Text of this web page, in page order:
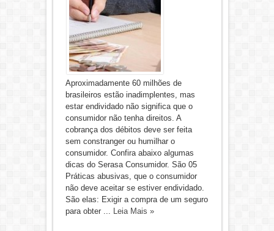
Aproximadamente 60 milhões de
brasileiros estão inadimplentes, mas
estar endividado não significa que o
consumidor não tenha direitos. A
cobrança dos débitos deve ser feita
sem constranger ou humilhar o
consumidor. Confira abaixo algumas
dicas do Serasa Consumidor. São 05
Práticas abusivas, que o consumidor
não deve aceitar se estiver endividado.
São elas: Exigir a compra de um seguro
para obter ... Leia Mais »